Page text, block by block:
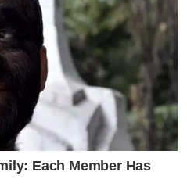
Each Member Has